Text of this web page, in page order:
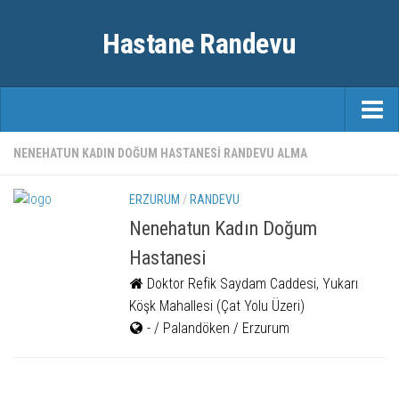
Hastane Randevu
ANASAYFA
RANDEVU
NENEHATUN KADIN DOĞUM HASTANESI RANDEVU ALMA
ERZURUM / RANDEVU
Nenehatun Kadın Doğum
Hastanesi
Doktor Refik Saydam Caddesi, Yukarı
Köşk Mahallesi (Çat Yolu Üzeri)
- / Palandöken / Erzurum